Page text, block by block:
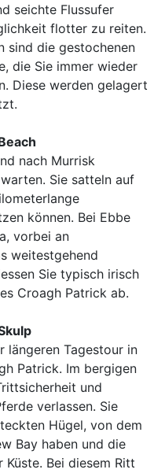
seichte Flussufer
flotter zu reiten.
sind die gestochenen
die Sie immer wieder
Diese werden gelagert
nach Murrisk
Sie satteln auf
können. Bei Ebbe
vorbei an
weitestgehend
Sie typisch irisch
Croagh Patrick ab.
längeren Tagestour in
Patrick. Im bergigen
und
verlassen. Sie
Hügel, von dem
Bay haben und die
Küste. Bei diesem Ritt